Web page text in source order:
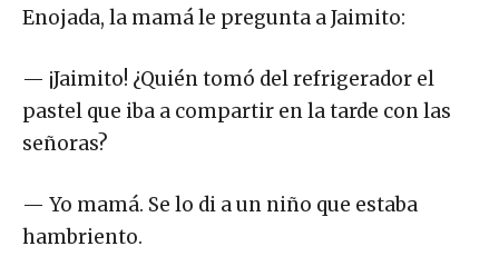
Enojada, la mamá le pregunta a Jaimito:
— ¡Jaimito! ¿Quién tomó del refrigerador el
pastel que iba a compartir en la tarde con las
señoras?
— Yo mamá. Se lo di a un niño que estaba
hambriento.